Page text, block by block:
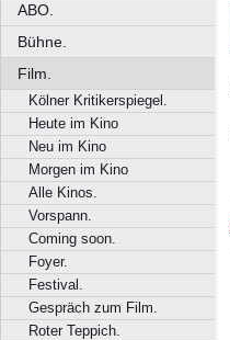
ABO.
Bühne.
Film.
Kölner Kritikerspiegel.
Heute im Kino
Neu im Kino
Morgen im Kino
Alle Kinos.
Vorspann.
Coming soon.
Foyer.
Festival.
Gespräch zum Film.
Roter Teppich.